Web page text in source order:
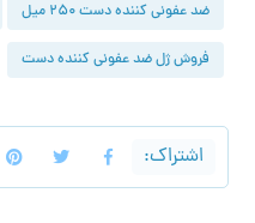
ضد عفونی کننده دست ۲۵۰ میل
فروش ژل ضد عفونی کننده دست